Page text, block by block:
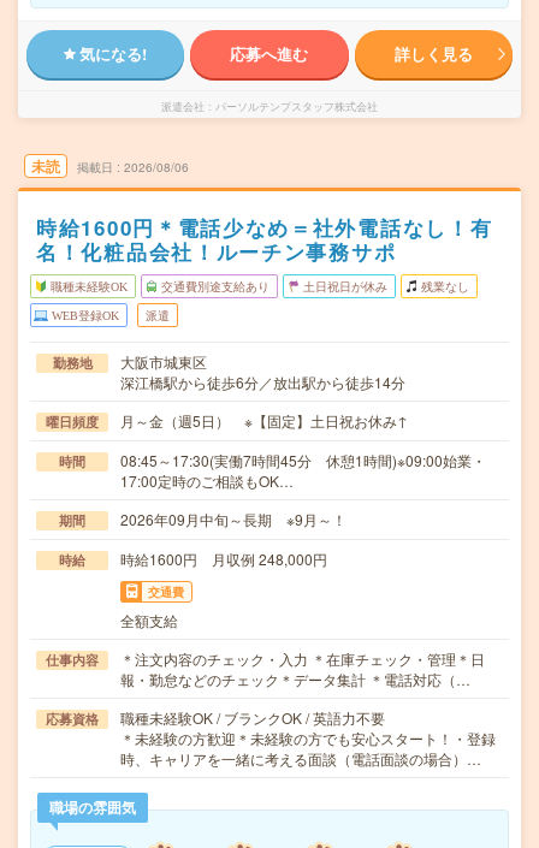
気になる! 応募へ進む 詳しく見る
派遣会社 パーソルテンプスタッフ株式会社
未読 掲載日 2026/08/06
時給1600円＊電話少なめ＝社外電話なし！有
名！化粧品会社！ルーチン事務サポ
職種未経験OK 交通費別途支給あり 土日祝日が休み 残業なし
WEB登録OK 派遣
勤務地
大阪市城東区
深江橋駅から徒歩6分／放出駅から徒歩14分
曜日頻度 月～金（週5日） ※【固定】土日祝お休み↑
時間
08:45～17:30(実働7時間45分 休憩1時間)※09:00始業・
17:00定時のご相談もOK…
期間 2026年09月中旬～長期 ※9月～！
時給 時給1600円 月収例 248,000円
交通費
全額支給
仕事内容
＊注文内容のチェック・入力 ＊在庫チェック・管理＊日
報・勤怠などのチェック＊データ集計 ＊電話対応（…
応募資格
職種未経験OK / ブランクOK / 英語力不要
＊未経験の方歓迎＊未経験の方でも安心スタート！・登録
時、キャリアを一緒に考える面談（電話面談の場合）…
職場の雰囲気